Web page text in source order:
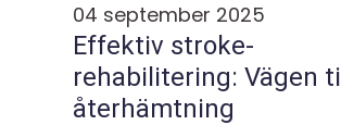
04 september 2025
Effektiv stroke-
rehabilitering: Vägen till
återhämtning